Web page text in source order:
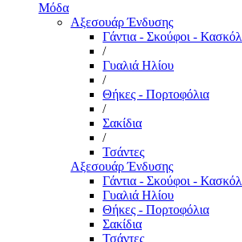
Μόδα
Αξεσουάρ Ένδυσης
Γάντια - Σκούφοι - Κασκόλ
/
Γυαλιά Ηλίου
/
Θήκες - Πορτοφόλια
/
Σακίδια
/
Τσάντες
Αξεσουάρ Ένδυσης
Γάντια - Σκούφοι - Κασκόλ
Γυαλιά Ηλίου
Θήκες - Πορτοφόλια
Σακίδια
Τσάντες